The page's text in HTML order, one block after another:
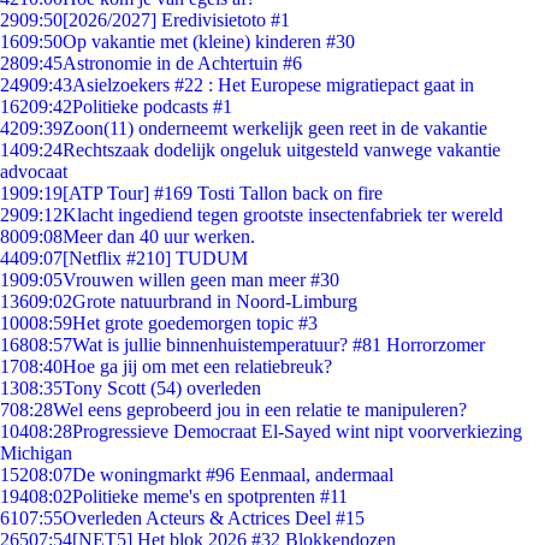
2909:50[2026/2027] Eredivisietoto #1
1609:50Op vakantie met (kleine) kinderen #30
2809:45Astronomie in de Achtertuin #6
24909:43Asielzoekers #22 : Het Europese migratiepact gaat in
16209:42Politieke podcasts #1
4209:39Zoon(11) onderneemt werkelijk geen reet in de vakantie
1409:24Rechtszaak dodelijk ongeluk uitgesteld vanwege vakantie
advocaat
1909:19[ATP Tour] #169 Tosti Tallon back on fire
2909:12Klacht ingediend tegen grootste insectenfabriek ter wereld
8009:08Meer dan 40 uur werken.
4409:07[Netflix #210] TUDUM
1909:05Vrouwen willen geen man meer #30
13609:02Grote natuurbrand in Noord-Limburg
10008:59Het grote goedemorgen topic #3
16808:57Wat is jullie binnenhuistemperatuur? #81 Horrorzomer
1708:40Hoe ga jij om met een relatiebreuk?
1308:35Tony Scott (54) overleden
708:28Wel eens geprobeerd jou in een relatie te manipuleren?
10408:28Progressieve Democraat El-Sayed wint nipt voorverkiezing
Michigan
15208:07De woningmarkt #96 Eenmaal, andermaal
19408:02Politieke meme's en spotprenten #11
6107:55Overleden Acteurs & Actrices Deel #15
26507:54[NET5] Het blok 2026 #32 Blokkendozen